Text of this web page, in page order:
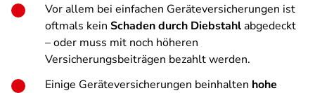
Vor allem bei einfachen Geräteversicherungen ist
oftmals kein Schaden durch Diebstahlabgedeckt
– oder muss mit noch höheren
Versicherungsbeiträgen bezahlt werden.
Einige Geräteversicherungen beinhalten hohe